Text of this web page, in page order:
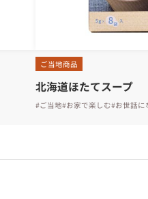
ご当地商品
北海道ほたてスープ
#ご当地#お家で楽しむ#お世話に